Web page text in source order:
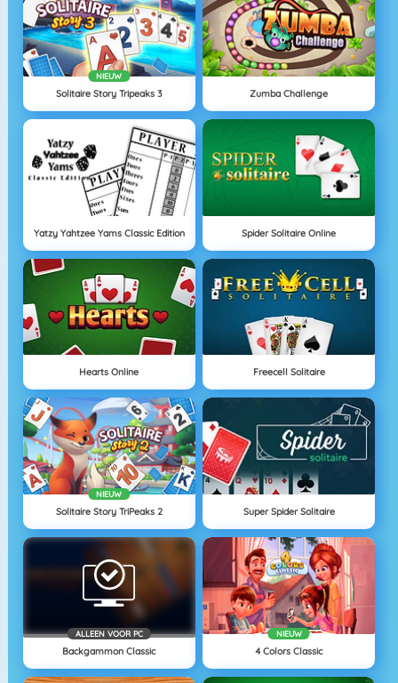
NIEUW
Solitaire Story Tripeaks 3 Zumba Challenge
Yatzy Yahtzee Yams Classic Edition Spider Solitaire Online
Hearts Online Freecell Solitaire
NIEUW
Solitaire Story TriPeaks 2 Super Spider Solitaire
ALLEEN VOOR PC
Backgammon Classic
NIEUW
4 Colors Classic